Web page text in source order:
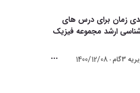
زمان برای درس های
ارشد مجموعه فیزیک
3گام 1400/12/08